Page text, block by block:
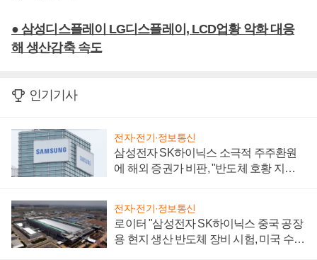
● 삼성디스플레이 LG디스플레이, LCD업황 악화 대응
해 생산감축 속도
인기기사
전자·전기·정보통신
삼성전자 SK하이닉스 소극적 주주환원
에 해외 증권가 비판, "반도체 호황 지속
전자·전기·정보통신
로이터 "삼성전자 SK하이닉스 중국 공장
용 현지 생산 반도체 장비 시험, 미국 수출